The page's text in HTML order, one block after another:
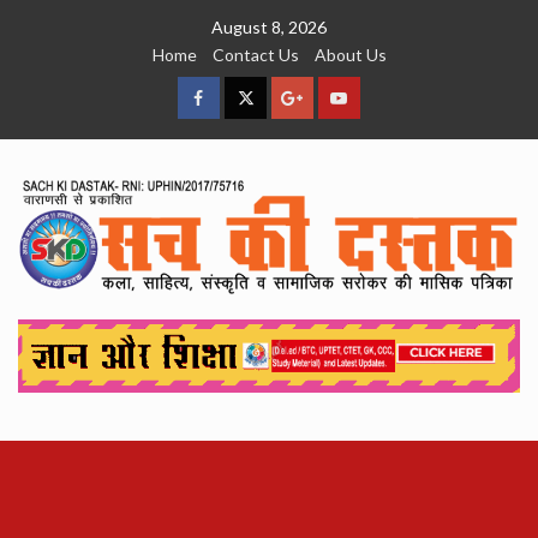
August 8, 2026
Home
Contact Us About Us
facebookTwitterGoogleYouTube